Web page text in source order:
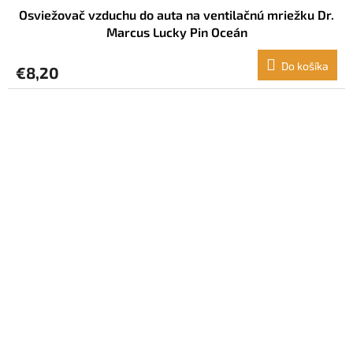
Osviežovač vzduchu do auta na ventilačnú mriežku Dr.
Marcus Lucky Pin Oceán
€8,20 Do košíka